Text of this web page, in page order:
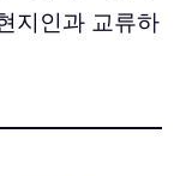
지인과 교류하